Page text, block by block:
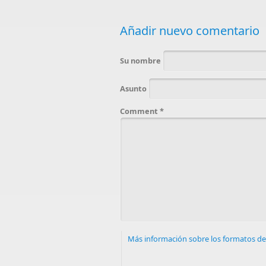
Añadir nuevo comentario
Su nombre
Asunto
Comment *
Más información sobre los formatos